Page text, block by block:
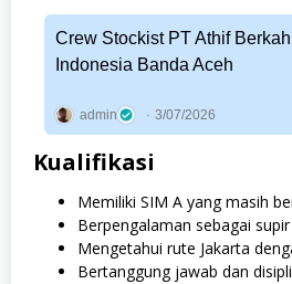
Crew Stockist PT Athif Berkah
Indonesia Banda Aceh
admin 3/07/2026
Kualifikasi
Memiliki SIM A yang masih
Berpengalaman sebagai
Mengetahui rute Jakarta
Bertanggung jawab dan